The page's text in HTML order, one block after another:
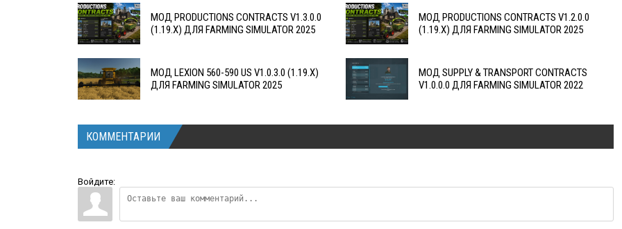
МОД PRODUCTIONS CONTRACTS V1.3.0.0
(1.19.X) ДЛЯ FARMING SIMULATOR 2025
МОД PRODUCTIONS CONTRACTS V1.2.0.0
(1.19.X) ДЛЯ FARMING SIMULATOR 2025
МОД LEXION 560-590 US V1.0.3.0 (1.19.X)
ДЛЯ FARMING SIMULATOR 2025
MOД SUPPLY & TRANSPORT CONTRACTS
V1.0.0.0 ДЛЯ FARMING SIMULATOR 2022
КОММЕНТАРИИ
Войдите: